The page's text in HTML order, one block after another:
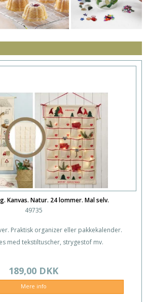
Kanvas. Natur. 24 lommer. Mal selv.
49735
Praktisk organizer eller pakkekalender.
med tekstiltuscher, strygestof mv.
189,00 DKK
Mere info